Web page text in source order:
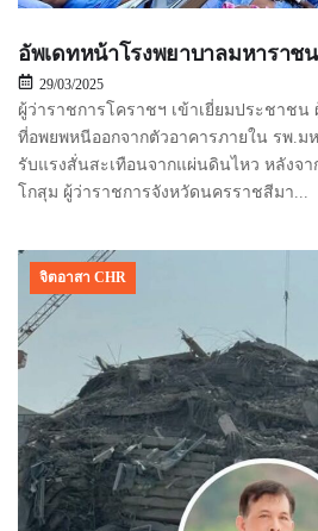
อัพเดทหน้าโรงพยาบาลมหาราช
29/03/2025
ผู้ว่าราชการโคราชฯ เข้าเยี่ยมประชาช
ที่อพยพหนีออกจากตัวอาคารภายใน รพ.ม
รับแรงสั่นสะเทือนจากแผ่นดินไหว หลังจ
โกสุม ผู้ว่าราชการจังหวัดนครราชสีมา...
จิตอาสา CHR